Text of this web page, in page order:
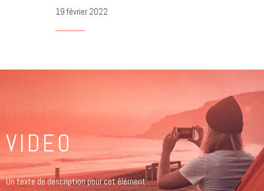
19 février 2022
NOTRE DERNIERE
VIDEO
Un texte de description pour cet élément